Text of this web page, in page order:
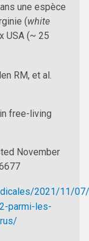
une espèce
(white
USA (~ 25
RM, et al.
free-living
November
2021/11/
parmi-les-